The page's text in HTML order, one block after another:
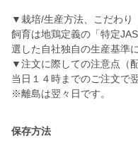
▼栽培/生産方法、こだわり
飼育は地鶏定義の「特定
選した自社独自の生産基準
▼注文に際しての注意点（
当日１４時までのご注文で
※離島は翌々日です。
保存方法